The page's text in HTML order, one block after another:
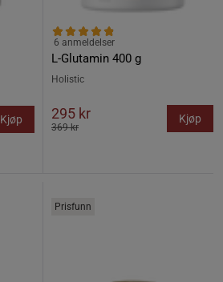
Kjøp
L-Glutamin 400 g
6 anmeldelser
Holistic
295 kr
369 kr
Kjøp
Prisfunn